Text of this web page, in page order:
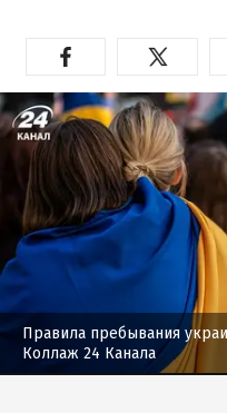
Правила пребывания
Коллаж 24 Канала